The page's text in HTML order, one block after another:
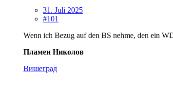
31. Juli 2025
#101
Wenn ich Bezug auf den BS nehme, den ein
Пламен Николов
Вишеград